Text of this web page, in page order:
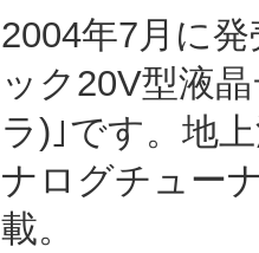
2004年7月に
ック20V型液
ラ)｣です。地
ナログチュー
載。